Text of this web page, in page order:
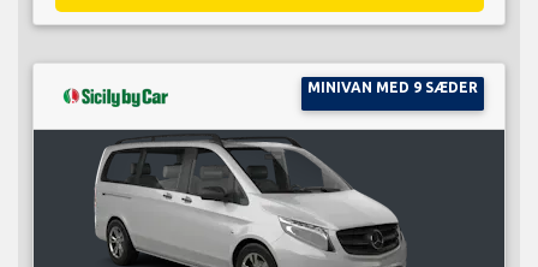
MINIVAN MED 9 SÆDER